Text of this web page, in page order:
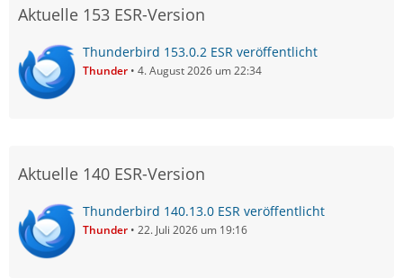
Aktuelle 153 ESR-Version
Thunderbird 153.0.2 ESR veröffentlicht
Thunder 4. August 2026 um 22:34
Aktuelle 140 ESR-Version
Thunderbird 140.13.0 ESR veröffentlicht
Thunder 22. Juli 2026 um 19:16